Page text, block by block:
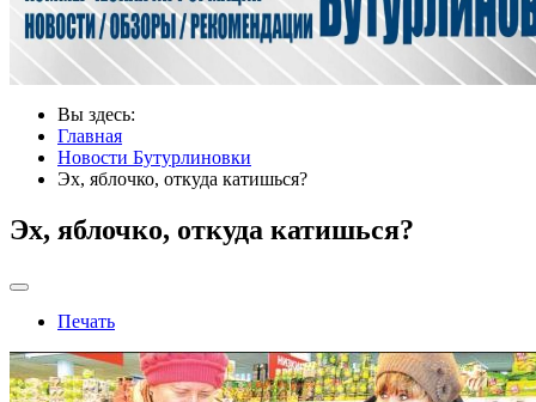
Вы здесь:
Главная
Новости Бутурлиновки
Эх, яблочко, откуда катишься?
Эх, яблочко, откуда катишься?
Печать